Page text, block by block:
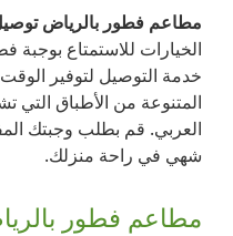
مطاعم فطور بالرياض
الخيارات للاستمتاع
خدمة التوصيل لتوفير
المتنوعة من الأطباق التي
العربي. قم بطلب وجبتك
شهي في راحة منزلك.
مطاعم فطور